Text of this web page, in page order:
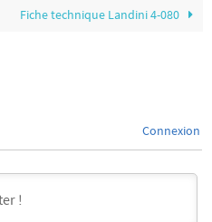
Fiche technique Landini 4-080
Connexion